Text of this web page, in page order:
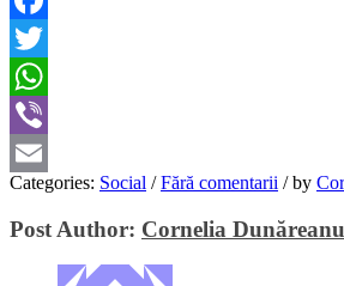
Facebook
Twitter
WhatsApp
Viber
Email
Categories: Social / Fără comentarii /by
Post Author: Cornelia Dunăreanu